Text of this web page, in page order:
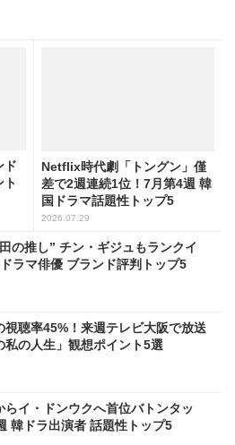
ド
ト
Netflix時代劇「トングン」僅
差で2週連続1位！7月第4週 韓
国ドラマ話題性トップ5
2026.07.29
の推し” チン・ギジュもランクイ
ラマ俳優 ブランド評判トップ5
視聴率45%！来週テレビ大阪で放送
私の人生」観想ポイント5選
らイ・ドンウクへ首位バトンタッ
韓ドラ出演者 話題性トップ5